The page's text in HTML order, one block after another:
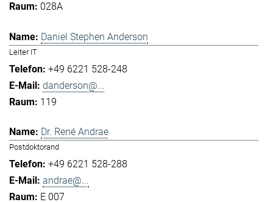
028A
Daniel Stephen Anderson
Leiter IT
+49 6221 528-248
danderson@...
119
Dr. René Andrae
Postdoktorand
+49 6221 528-288
andrae@...
E 007